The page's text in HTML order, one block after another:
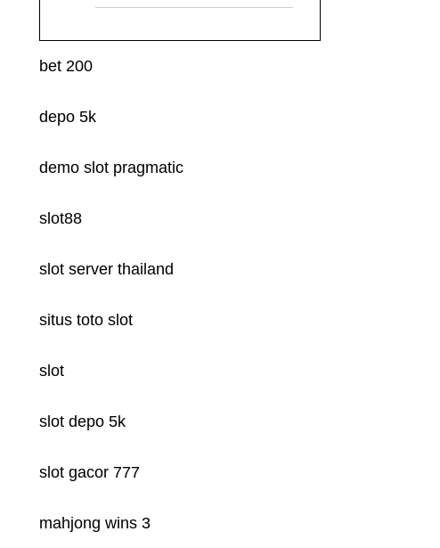
bet 200
depo 5k
demo slot pragmatic
slot88
slot server thailand
situs toto slot
slot
slot depo 5k
slot gacor 777
mahjong wins 3